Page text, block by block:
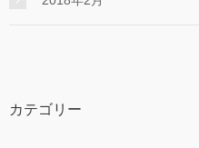
カテゴリー